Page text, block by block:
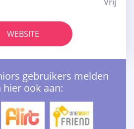
WEBSITE
gebruikers melden
hier ook aan: